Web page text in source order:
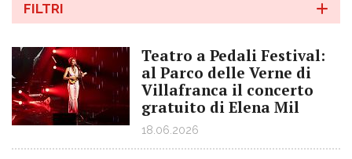
FILTRI
Teatro a Pedali Festival:
al Parco delle Verne di
Villafranca il concerto
gratuito di Elena Mil
18.06.2026